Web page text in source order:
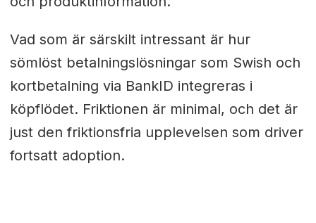
Vad som är särskilt intressant är hur
sömlöst betalningslösningar som Swish och
kortbetalning via BankID integreras i
köpflödet. Friktionen är minimal, och det är
just den friktionsfria upplevelsen som driver
fortsatt adoption.